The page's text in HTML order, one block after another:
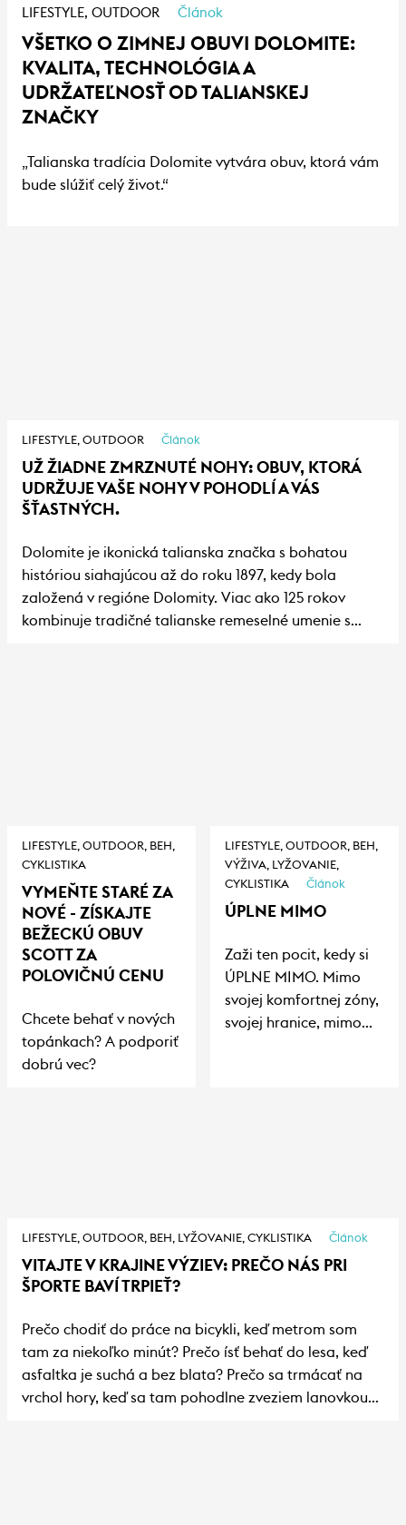
LIFESTYLE, OUTDOOR Článok
VŠETKO O ZIMNEJ OBUVI DOLOMITE:
KVALITA, TECHNOLÓGIA A
UDRŽATEĽNOSŤ OD TALIANSKEJ
ZNAČKY
„Talianska tradícia Dolomite vytvára obuv, ktorá vám
bude slúžiť celý život.“
LIFESTYLE, OUTDOOR Článok
UŽ ŽIADNE ZMRZNUTÉ NOHY: OBUV, KTORÁ
UDRŽUJE VAŠE NOHY V POHODLÍ A VÁS
ŠŤASTNÝCH.
Dolomite je ikonická talianska značka s bohatou
históriou siahajúcou až do roku 1897, kedy bola
založená v regióne Dolomity. Viac ako 125 rokov
kombinuje tradičné talianske remeselné umenie s
LIFESTYLE, OUTDOOR, BEH, LYŽOVANIE, CYKLISTIKA Článok
VITAJTE V KRAJINE VÝZIEV: PREČO NÁS PRI
ŠPORTE BAVÍ TRPIEŤ?
Prečo chodiť do práce na bicykli, keď metrom som
tam za niekoľko minút? Prečo ísť behať do lesa, keď
asfaltka je suchá a bez blata? Prečo sa trmácať na
vrchol hory, keď sa tam pohodlne zveziem lanovkou?
LIFESTYLE, OUTDOOR, BEH,
CYKLISTIKA
VYMEŇTE STARÉ ZA
NOVÉ - ZÍSKAJTE
BEŽECKÚ OBUV
SCOTT ZA
POLOVIČNÚ CENU
Chcete behať v nových
topánkach? A podporiť
dobrú vec?
LIFESTYLE, OUTDOOR, BEH,
VÝŽIVA, LYŽOVANIE,
CYKLISTIKA
Článok
ÚPLNE MIMO
Zaži ten pocit, kedy si
ÚPLNE MIMO. Mimo
svojej komfortnej zóny,
svojej hranice, mimo
skáč, dýchaj, až kým
už nebudeš chcieť inak.